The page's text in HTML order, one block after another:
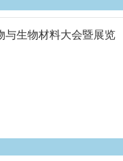
与生物材料大会暨展览